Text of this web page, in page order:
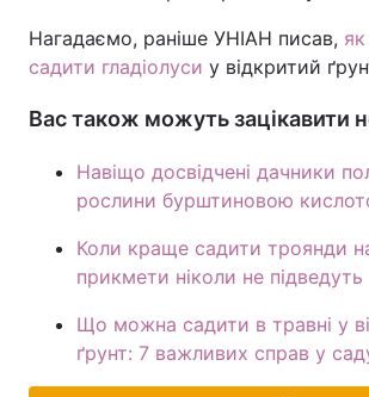
Нагадаємо, раніше УНІАН писав,
садити гладіолуси у відкритий
Вас також можуть зацікавити
Навіщо досвідчені дачники
рослини бурштиновою
Коли краще садити троянди
прикмети ніколи не підведуть
Що можна садити в травні у
ґрунт: 7 важливих справ у